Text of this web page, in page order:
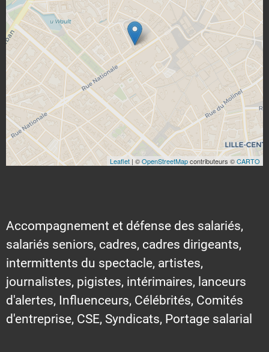
Leaflet | ©OpenStreetMapcontributeurs ©CARTO
Accompagnement et défense des salariés,
salariés seniors, cadres, cadres dirigeants,
intermittents du spectacle, artistes,
journalistes, pigistes, intérimaires, lanceurs
d'alertes, Influenceurs, Célébrités, Comités
d'entreprise, CSE, Syndicats, Portage salarial